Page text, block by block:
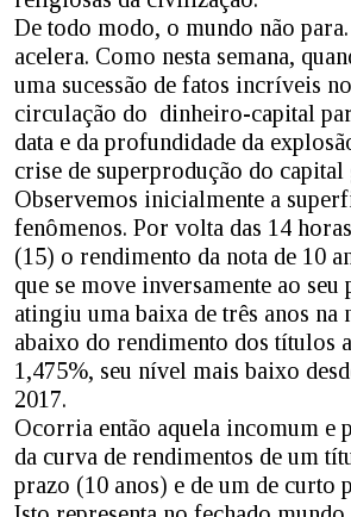
De todo modo, o mundo não
acelera. Como nesta semana,
uma sucessão de fatos incríveis
circulação do dinheiro-capital
data e da profundidade da
crise de superprodução do
Observemos inicialmente a
fenômenos. Por volta das 14
(15) o rendimento da nota de 10
que se move inversamente ao seu
atingiu uma baixa de três anos na
abaixo do rendimento dos títulos
1,475%, seu nível mais baixo
2017.
Ocorria então aquela incomum e
da curva de rendimentos de um
prazo (10 anos) e de um de curto